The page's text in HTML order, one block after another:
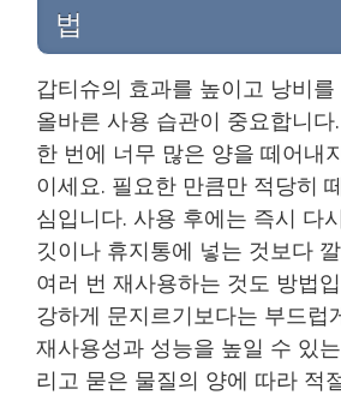
법
갑티슈의 효과를 높이고 낭비
올바른 사용 습관이 중요합니
한 번에 너무 많은 양을 떼어내
이세요. 필요한 만큼만 적당히
심입니다. 사용 후에는 즉시 다
깃이나 휴지통에 넣는 것보다
여러 번 재사용하는 것도 방법
강하게 문지르기보다는 부드럽
재사용성과 성능을 높일 수 있
리고 묻은 물질의 양에 따라 적